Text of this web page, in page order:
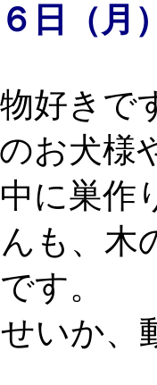
日（月）
好きで
お犬様
に巣作
も、木
す。
いか、